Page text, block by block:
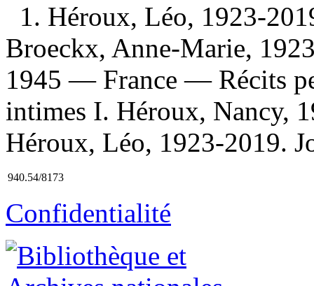
1. Héroux, Léo, 1923-
Broeckx, Anne-Marie,
1945 — France — Récits
intimes I. Héroux, Nancy,
Héroux, Léo, 1923-2019.
940.54/8173
Confidentialité